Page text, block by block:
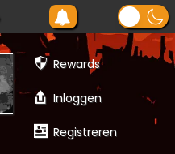
Rewards
Inloggen
Registreren